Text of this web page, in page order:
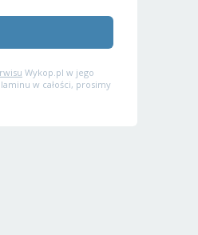
Wykop.pl w jego
w całości, prosimy